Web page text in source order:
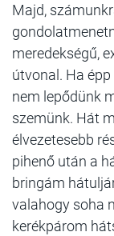
Majd,
meredekségű,
útvonal. Ha
nem lepődünk
szemünk. Hát
élvezetesebb
pihenő után a
bringám
valahogy soha
kerékpárom